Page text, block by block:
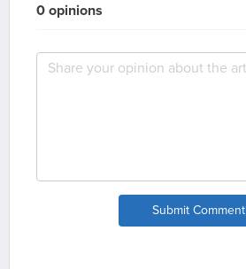
0 opinions
Submit Comment